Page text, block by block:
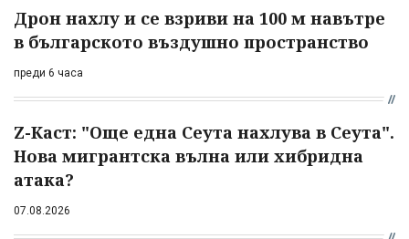
Дрон нахлу и се взриви на 100 м навътре
в българското въздушно пространство
преди 6 часа
Z-Каст: "Още една Сеута нахлува в Сеута".
Нова мигрантска вълна или хибридна
атака?
07.08.2026